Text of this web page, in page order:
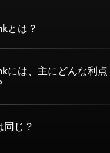
とは？
には、主にどんな利点
同じ？